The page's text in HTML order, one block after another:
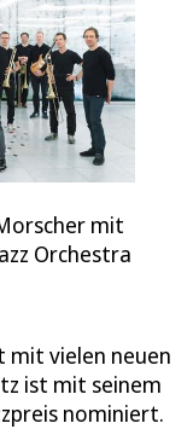
mit
Orchestra
mit vielen neuen
ist mit seinem
nominiert.